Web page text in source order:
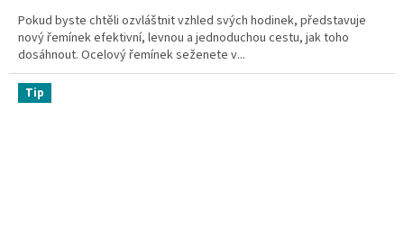
Pokud byste chtěli ozvláštnit vzhled svých hodinek, představuje
nový řemínek efektivní, levnou a jednoduchou cestu, jak toho
dosáhnout. Ocelový řemínek seženete v...
Tip